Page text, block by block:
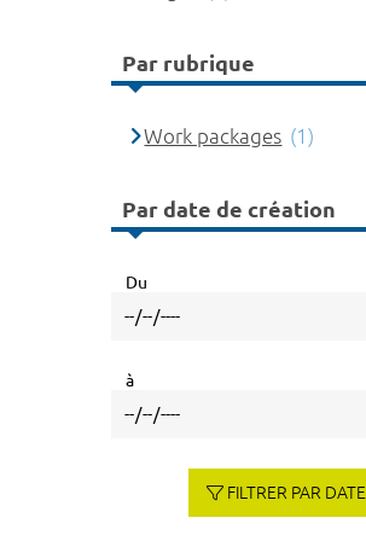
Par rubrique
Work packages (1)
Par date de création
Du
à
FILTRER PAR DATE